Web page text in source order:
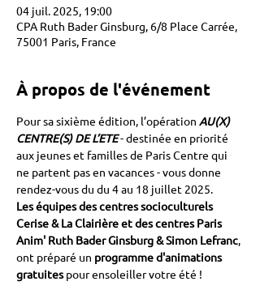
04 juil. 2025, 19:00
CPA Ruth Bader Ginsburg, 6/8 Place Carrée,
75001 Paris, France
À propos de l'événement
Pour sa sixième édition, l’opération AU(X)
CENTRE(S) DE L’ETE- destinée en priorité
aux jeunes et familles de Paris Centre qui
ne partent pas en vacances - vous donne
rendez-vous du du 4 au 18 juillet 2025.
Les équipes des centres socioculturels
Cerise & La Clairière et des centres Paris
Anim' Ruth Bader Ginsburg & Simon Lefranc,
ont préparé un programme d'animations
gratuites pour ensoleiller votre été !